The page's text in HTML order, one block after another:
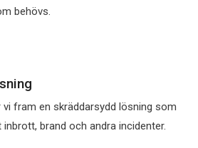
behövs.
fram en skräddarsydd lösning som
brand och andra incidenter.